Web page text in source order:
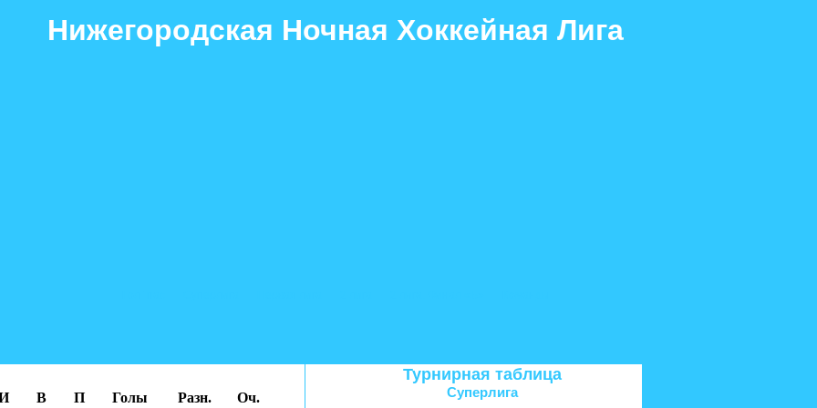
Нижегородская Ночная Хоккейная Лига
В П Голы Разн. Оч.
Турнирная таблица
Суперлига